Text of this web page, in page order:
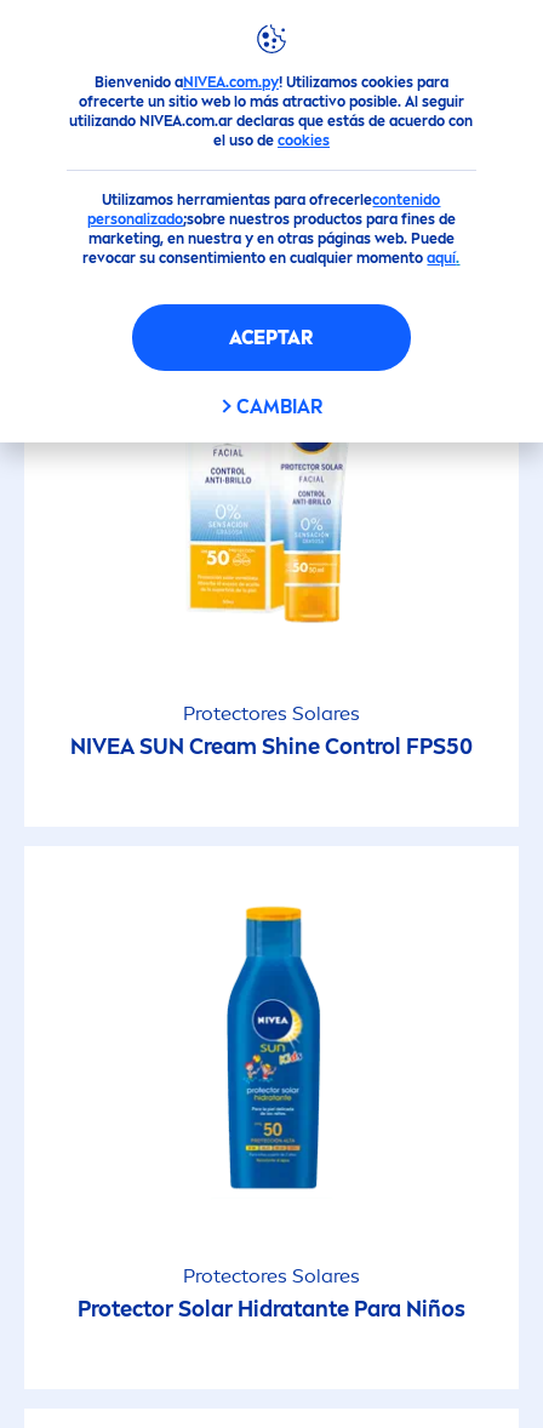
Bienvenido aNIVEA.com.py! Utilizamos cookies para
ofrecerte un sitio web lo más atractivo posible. Al seguir
utilizando NIVEA.com.ar declaras que estás de acuerdo con
el uso de cookies
Utilizamos herramientas para ofrecerlecontenido
personalizado;sobre nuestros productos para fines de
marketing, en nuestra y en otras páginas web. Puede
revocar su consentimiento en cualquier momentoaquí.
ACEPTAR
CAMBIAR
Productos Nuestra Gama de Cuidado Solar
FILTRO CLASIFICAR
TIPO DE PIEL
Piel Normal
Todo tipo de piel
Humectante
Protección Solar
Refrescante
Sin colores artificiales
GAMA DE PRODUCTOS
Protectores Solares
NIVEASUN Cream ShineControl FPS50
Protectores Solares
Protector Solar Hidratante Para Niños